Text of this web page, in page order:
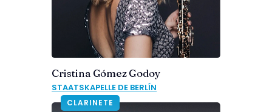
Cristina Gómez Godoy
STAATSKAPELLE DE BERLÍN
CLARINETE